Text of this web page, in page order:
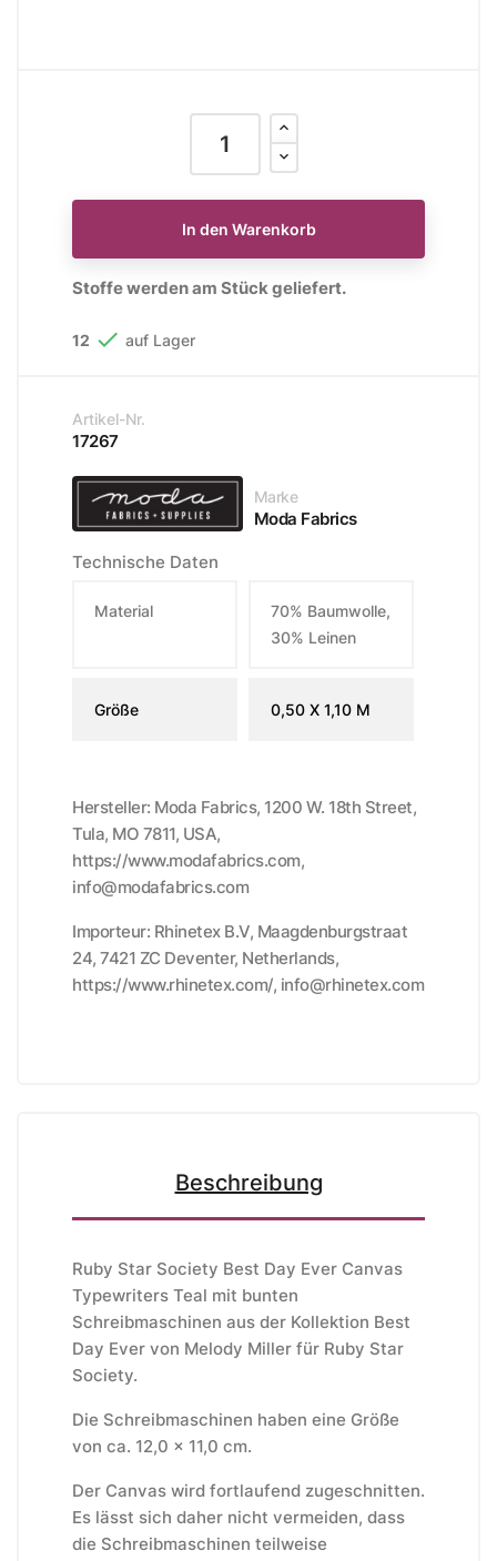
In den Warenkorb
Stoffe werden am Stück geliefert.
12  auf Lager
Artikel-Nr.
17267
Marke
Moda Fabrics
Technische Daten
Material
70% Baumwolle,
30% Leinen
Größe 0,50 X 1,10 M
Hersteller: Moda Fabrics, 1200 W. 18th Street,
Tula, MO 7811, USA,
https://www.modafabrics.com,
info@modafabrics.com
Importeur: Rhinetex B.V, Maagdenburgstraat
24, 7421 ZC Deventer, Netherlands,
https://www.rhinetex.com/, info@rhinetex.com
Beschreibung
Ruby Star Society Best Day Ever Canvas
Typewriters Teal mit bunten
Schreibmaschinen aus der Kollektion Best
Day Ever von Melody Miller für Ruby Star
Society.
Die Schreibmaschinen haben eine Größe
von ca. 12,0 x 11,0 cm.
Der Canvas wird fortlaufend zugeschnitten.
Es lässt sich daher nicht vermeiden, dass
die Schreibmaschinen teilweise